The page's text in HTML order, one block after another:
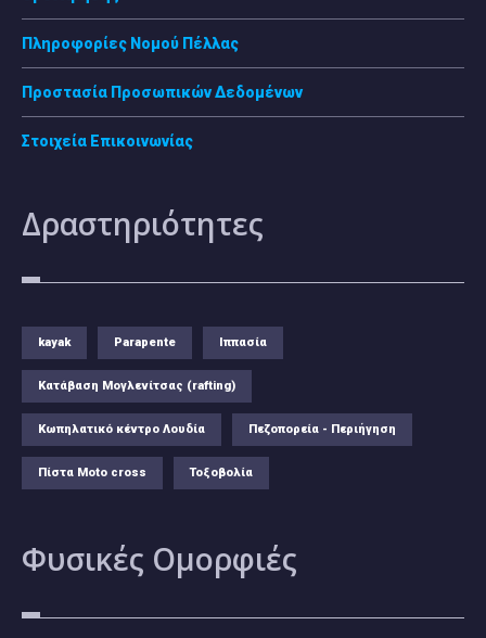
Πληροφορίες Νομού Πέλλας
Προστασία Προσωπικών Δεδομένων
Στοιχεία Επικοινωνίας
Δραστηριότητες
kayak Parapente Ιππασία
Κατάβαση Μογλενίτσας (rafting)
Κωπηλατικό κέντρο Λουδία Πεζοπορεία - Περιήγηση
Πίστα Moto cross Τοξοβολία
Φυσικές Ομορφιές